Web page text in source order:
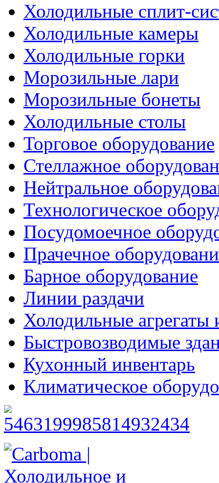
Холодильные сплит-
Холодильные камеры
Холодильные горки
Морозильные лари
Морозильные бонеты
Холодильные столы
Торговое оборудование
Стеллажное
Нейтральное
Технологическое
Посудомоечное
Прачечное
Барное оборудование
Линии раздачи
Холодильные агрегаты
Быстровозводимые
Кухонный инвентарь
Климатическое